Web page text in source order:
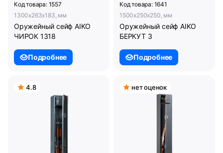
Код товара: 1557
1300x263x183, мм
Оружейный сейф AIKO
ЧИРОК 1318
Подробнее
Код товара: 1641
1500x250x250, мм
Оружейный сейф AIKO
БЕРКУТ 3
Подробнее
4.8 нет оценок